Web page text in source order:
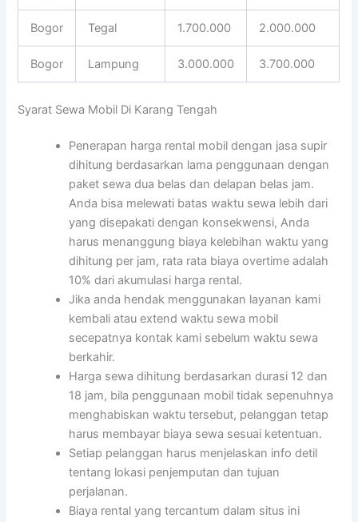
Bogor Tegal 1.700.000 2.000.000
Bogor Lampung 3.000.000 3.700.000
Syarat Sewa Mobil Di Karang Tengah
Penerapan harga rental mobil dengan jasa supir
dihitung berdasarkan lama penggunaan dengan
paket sewa dua belas dan delapan belas jam.
Anda bisa melewati batas waktu sewa lebih dari
yang disepakati dengan konsekwensi, Anda
harus menanggung biaya kelebihan waktu yang
dihitung per jam, rata rata biaya overtime adalah
10% dari akumulasi harga rental.
Jika anda hendak menggunakan layanan kami
kembali atau extend waktu sewa mobil
secepatnya kontak kami sebelum waktu sewa
berkahir.
Harga sewa dihitung berdasarkan durasi 12 dan
18 jam, bila penggunaan mobil tidak sepenuhnya
menghabiskan waktu tersebut, pelanggan tetap
harus membayar biaya sewa sesuai ketentuan.
Setiap pelanggan harus menjelaskan info detil
tentang lokasi penjemputan dan tujuan
perjalanan.
Biaya rental yang tercantum dalam situs ini